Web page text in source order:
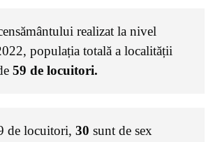
realizat la nivel
populația totală a localității
59 de locuitori.
de locuitori, 30 sunt de sex